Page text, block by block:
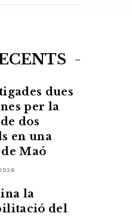
dues
per la
dos
en una
Maó
la
del